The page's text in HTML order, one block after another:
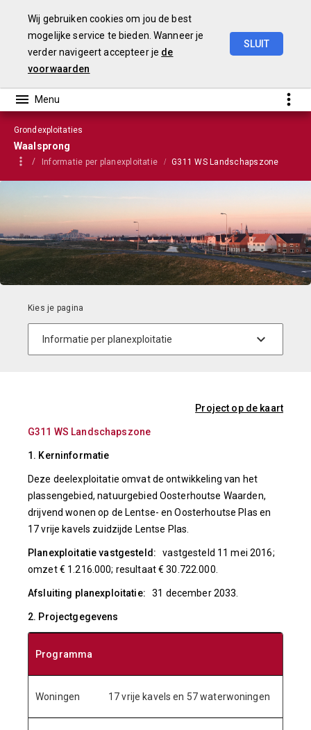
Wij gebruiken cookies om jou de best
mogelijke service te bieden. Wanneer je
verder navigeert accepteer je de
voorwaarden
SLUIT
Grondexploitaties
Waalsprong
Informatie per planexploitatie G311 WS Landschapszone
Project op de kaart
G311 WS Landschapszone
1. Kerninformatie
Deze deelexploitatie omvat de ontwikkeling van het
plassengebied, natuurgebied Oosterhoutse Waarden,
drijvend wonen op de Lentse- en Oosterhoutse Plas en
17 vrije kavels zuidzijde Lentse Plas.
Planexploitatie vastgesteld:vastgesteld 11 mei 2016;
omzet € 1.216.000; resultaat € 30.722.000.
Afsluiting planexploitatie:31 december 2033.
2. Projectgegevens
Programma
Woningen 17 vrije kavels en 57 waterwoningen